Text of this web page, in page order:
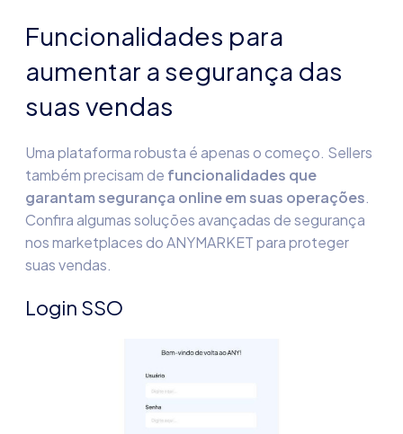
Funcionalidades para
aumentar a segurança das
suas vendas
Uma plataforma robusta é apenas o começo. Sellers
também precisam de funcionalidades que
garantamsegurança onlineem suas operações.
Confira algumas soluções avançadas desegurança
nos marketplacesdo ANYMARKET para proteger
suas vendas.
Login SSO